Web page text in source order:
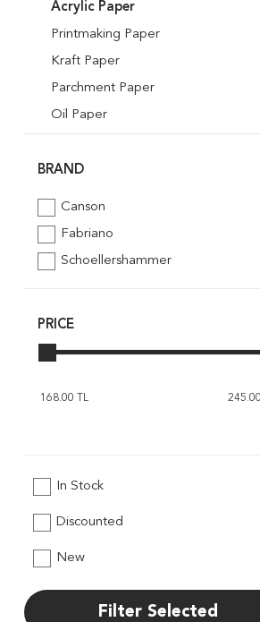
Acrylic Paper
Printmaking Paper
Kraft Paper
Parchment Paper
Oil Paper
Drawing Paper
Bristol Board
Sketch Paper
Fil Kağıdı
BRAND
Canson
Fabriano
Schoellershammer
PRICE
In Stock
Discounted
New
Filter Selected